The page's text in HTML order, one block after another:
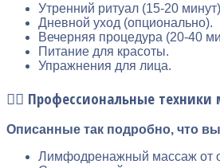
Утренний ритуал (15-20
Дневной уход (опционально).
Вечерняя процедура (20-40
Питание для красоты.
Упражнения для лица.
💆‍♀️ Профессиональные техники
Описанные так подробно, что
Лимфодренажный массаж от